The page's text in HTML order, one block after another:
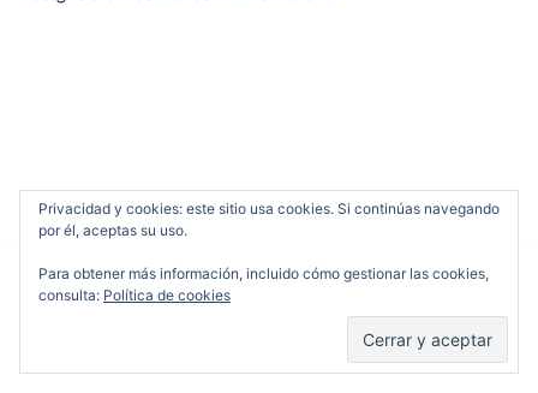
© 2026 Ofelia Cardo. Funciona gracias a
Privacidad y cookies: este sitio usa cookies. Si continúas navegando
por él, aceptas su uso.
Para obtener más información, incluido cómo gestionar las cookies,
consulta: Política de cookies